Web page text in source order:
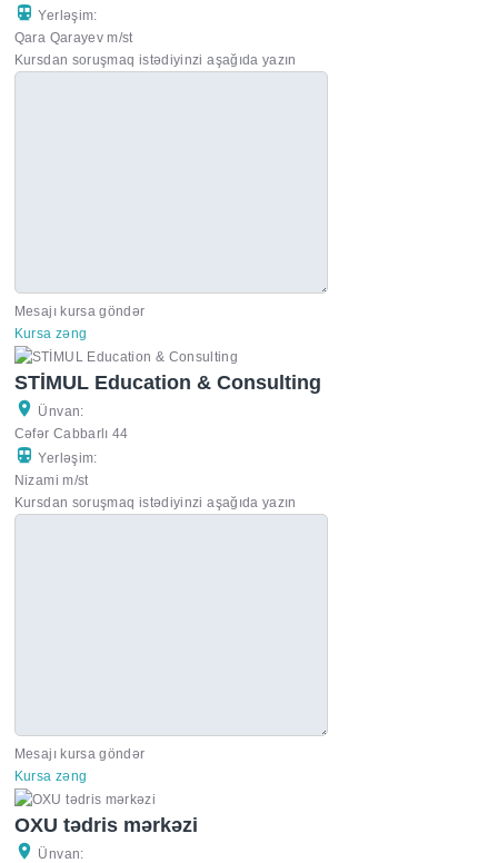
Yerləşim:
Qara Qarayev m/st
Kursdan soruşmaq istədiyinzi aşağıda yazın
Mesajı kursa göndər
Kursa zəng
STİMUL Education & Consulting
Ünvan:
Cəfər Cabbarlı 44
Yerləşim:
Nizami m/st
Kursdan soruşmaq istədiyinzi aşağıda yazın
Mesajı kursa göndər
Kursa zəng
OXU tədris mərkəzi
Ünvan: